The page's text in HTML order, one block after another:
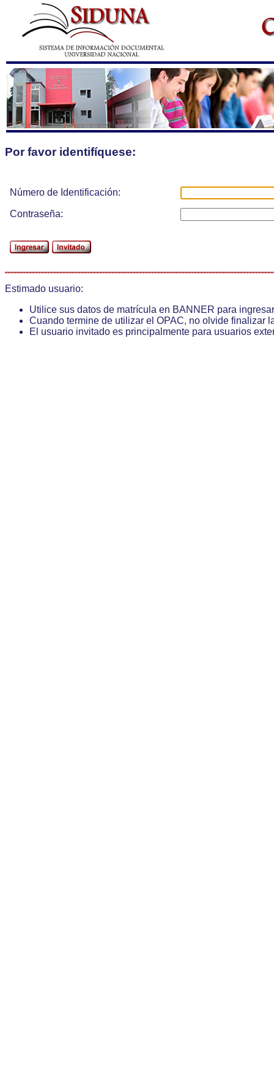
Por favor identifíquese:
Número de Identificación:
Contraseña:
Estimado usuario:
Utilice sus datos de matrícula en BANNER para ingresar
Cuando termine de utilizar el OPAC, no olvide finalizar
El usuario invitado es principalmente para usuarios